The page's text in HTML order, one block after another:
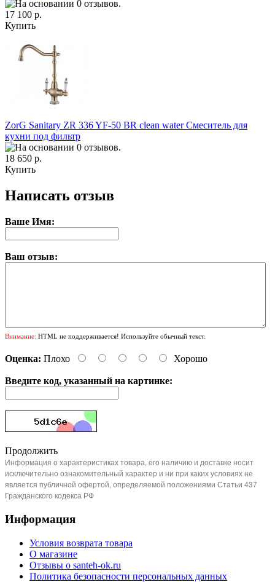
17 100 р.
Купить
ZorG Sanitary ZR 336 YF-50 BR clean water Смеситель для
кухни под фильтр
18 650 р.
Купить
Написать отзыв
Ваше Имя:
Ваш отзыв:
Внимание: HTML не поддерживается! Используйте обычный текст.
Оценка: Плохо Хорошо
Введите код, указанный на картинке:
Продолжить
Информация о характеристиках товара, его наличию и доставке носит
исключительно ознакомительный характер и ни при каких условиях не
является публичной офертой, определяемой положениями Статьи 437
Гражданского кодекса РФ
Информация
Условия возврата товара
О магазине
Отзывы о santeh-ok.ru
Политика безопасности персональных данных